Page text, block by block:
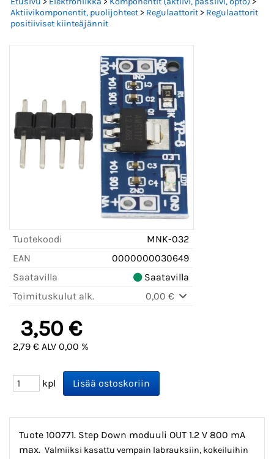
Aktiivikomponentit, puolijohteet> Regulaattorit> Regulaattorit
positiiviset kiinteäjännit
Tuotekoodi
MNK-032
EAN
0000000030649
Saatavilla
Saatavilla
Toimituskulut alk.
0,00 €
3,50 €
2,79 € ALV 0,00 %
kpl
Tuote 100771. Step Down moduuli OUT 1.2 V 800 mA
max. Valmiiksi kasattu vempain labrauksiin, kokeiluihin